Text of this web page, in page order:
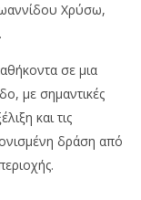
Χρύσω,
σε μια
με σημαντικές
και τις
δράση από